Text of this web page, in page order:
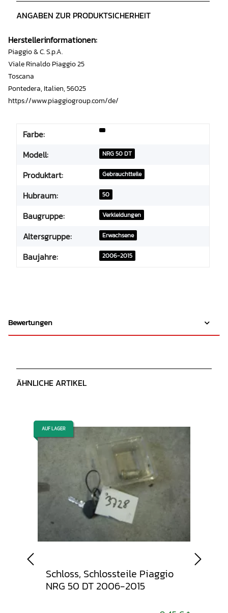
ANGABEN ZUR PRODUKTSICHERHEIT
Herstellerinformationen:
Piaggio & C. S.p.A.
Viale Rinaldo Piaggio 25
Toscana
Pontedera, Italien, 56025
https://www.piaggiogroup.com/de/
Farbe:
Modell:
NRG 50 DT
Produktart: Gebrauchtteile
Hubraum: 50
Baugruppe: Verkleidungen
Altersgruppe: Erwachsene
Baujahre: 2006-2015
Bewertungen
ÄHNLICHE ARTIKEL
AUF LAGER
Schloss, Schlossteile Piaggio
NRG 50 DT 2006-2015